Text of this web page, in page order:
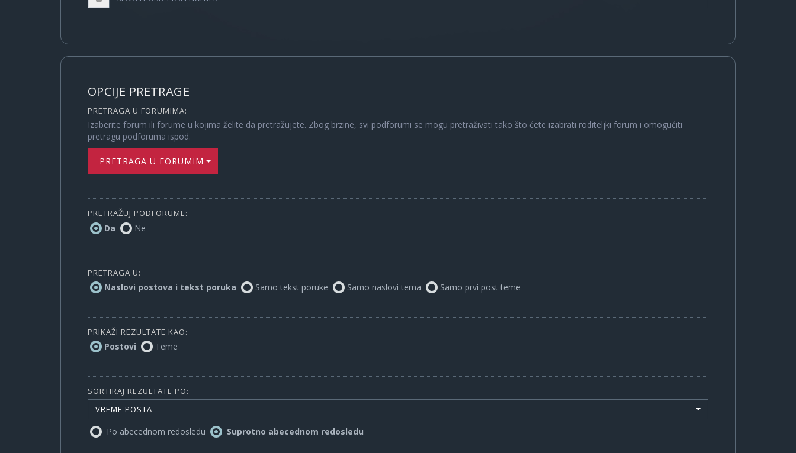
OPCIJE PRETRAGE
PRETRAGA U FORUMIMA:
Izaberite forum ili forume u kojima želite da pretražujete. Zbog brzine, svi podforumi se mogu pretraživati tako što ćete izabrati roditeljki forum i omogućiti
pretragu podforuma ispod.
PRETRAGA U FORUMIMA
PRETRAŽUJ PODFORUME:
Da Ne
PRETRAGA U:
Naslovi postova i tekst poruka Samo tekst poruke Samo naslovi tema Samo prvi post teme
PRIKAŽI REZULTATE KAO:
Postovi Teme
SORTIRAJ REZULTATE PO:
VREME POSTA
Po abecednom redosledu Suprotno abecednom redosledu